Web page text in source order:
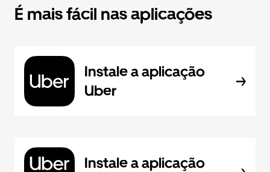
É mais fácil nas aplicações
Instale a aplicação
Uber
Instale a aplicação